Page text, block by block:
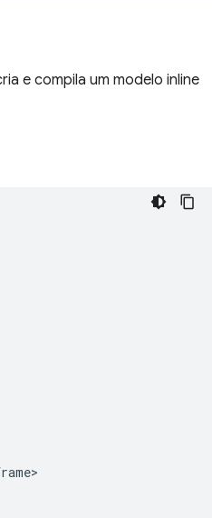
e compila um modelo inline